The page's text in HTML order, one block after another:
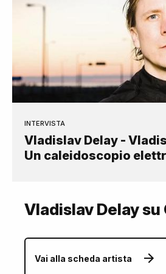
INTERVISTA
Vladislav Delay -
Un caleidoscopio
Vladislav Delay su
Vai alla scheda artista